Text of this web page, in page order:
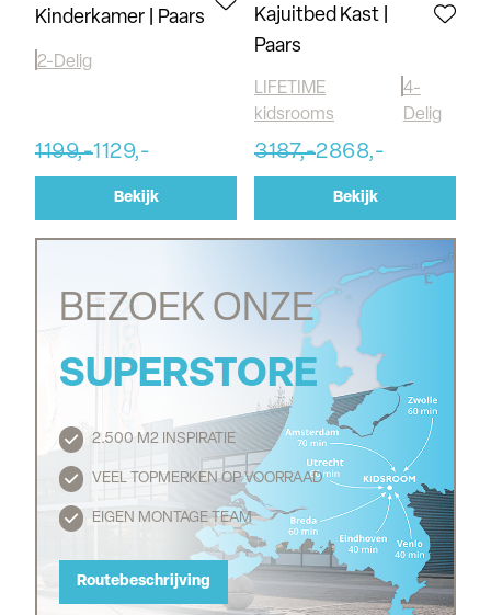
Kinderkamer | Paars
2-Delig
1199,-1129,-
Bekijk
Kajuitbed Kast |
Paars
LIFETIME
kidsrooms
4-
Delig
3187,-2868,-
Bekijk
BEZOEK ONZE
SUPERSTORE
2.500 M2 INSPIRATIE
VEEL TOPMERKEN OP VOORRAAD
EIGEN MONTAGE TEAM
Routebeschrijving
Routebeschrijving